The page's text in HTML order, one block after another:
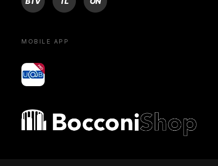
MOBILE APP
yoU@B
Bocconi shop